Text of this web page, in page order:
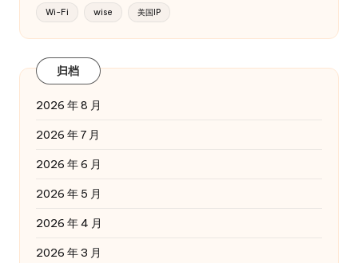
Wi-Fi wise 美国IP
归档
2026 年 8 月
2026 年 7 月
2026 年 6 月
2026 年 5 月
2026 年 4 月
2026 年 3 月